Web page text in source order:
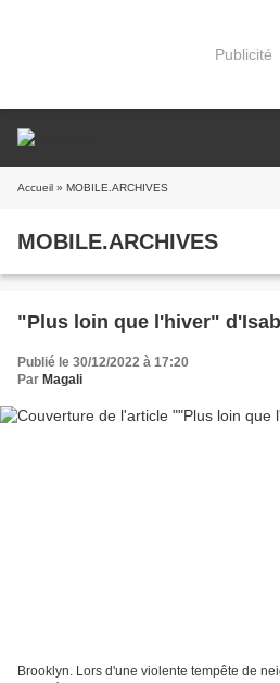
Publicité
Accueil » MOBILE.ARCHIVES
MOBILE.ARCHIVES
"Plus loin que l'hiver"
Publié le 30/12/2022 à 17:20
Par Magali
Brooklyn. Lors d'une violente tempête de